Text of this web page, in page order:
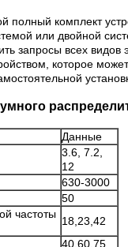
полный комплект
или двойной
запросы всех
которое
Данные
3.6, 7.2,
12
630-3000
50
частоты
18,23,42
40,60,75